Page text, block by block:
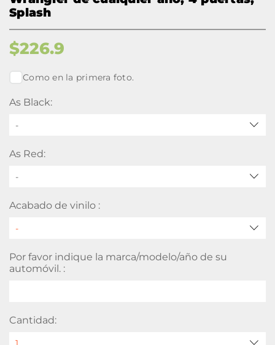
Splash
$226.9
Como en la primera foto.
As Black:
-
As Red:
-
Acabado de vinilo :
Por favor indique la marca/modelo/año de su
automóvil. :
Cantidad: